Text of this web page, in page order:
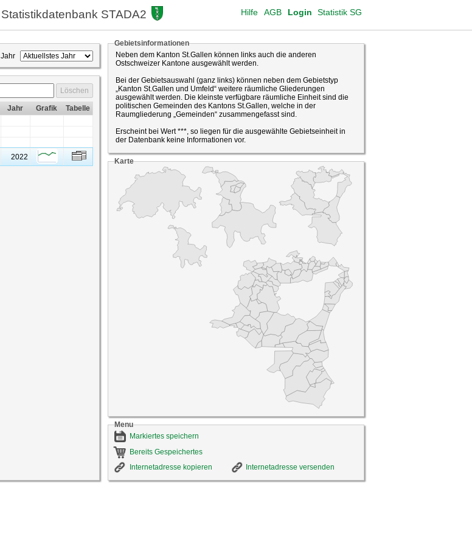
Statistikdatenbank STADA2 Login Statistik SG
AGB
Hilfe
Jahr
Löschen
Jahr Grafik
Tabelle
2022
Gebietsinformationen
Neben dem Kanton St.Gallen können links auch die anderen
Ostschweizer Kantone ausgewählt werden.
Bei der Gebietsauswahl (ganz links) können neben dem Gebietstyp
„Kanton St.Gallen und Umfeld“ weitere räumliche Gliederungen
ausgewählt werden. Die kleinste verfügbare räumliche Einheit sind die
politischen Gemeinden des Kantons St.Gallen, welche in der
Raumgliederung „Gemeinden“ zusammengefasst sind.
Erscheint bei Wert ***, so liegen für die ausgewählte Gebietseinheit in
der Datenbank keine Informationen vor.
Karte
Menu
Markiertes speichern
Bereits Gespeichertes
Internetadresse kopieren
Internetadresse versenden